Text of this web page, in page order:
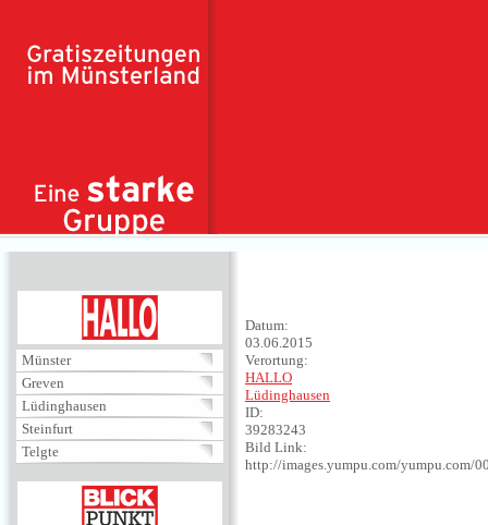
Münster
Greven
Lüdinghausen
Steinfurt
Telgte
BLICKPUNKT
Datum:
03.06.2015
Verortung:
HALLO
Lüdinghausen
ID:
39283243
Bild Link:
http://images.yumpu.com/yumpu.com/